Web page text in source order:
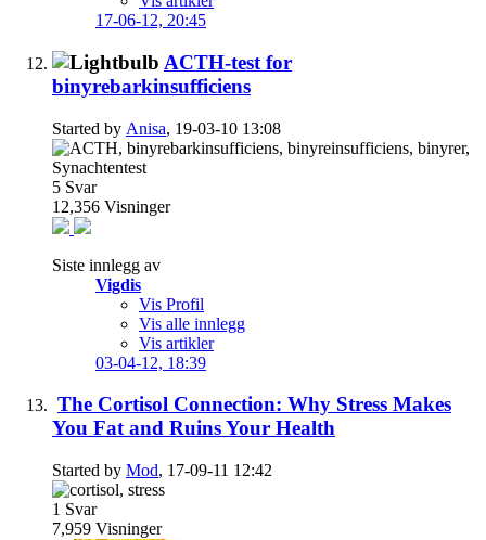
17-06-12, 20:45
ACTH-test for
binyrebarkinsufficiens
Started by Anisa, 19-03-10 13:08
5 Svar
12,356 Visninger
Siste innlegg av
Vigdis
Vis Profil
Vis alle innlegg
Vis artikler
03-04-12, 18:39
The Cortisol Connection: Why Stress Makes
You Fat and Ruins Your Health
Started by Mod, 17-09-11 12:42
1 Svar
7,959 Visninger